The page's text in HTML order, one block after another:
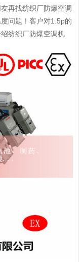
再找纺织厂防爆空调
问题！客户对1.5p的
纺织厂防爆空调机